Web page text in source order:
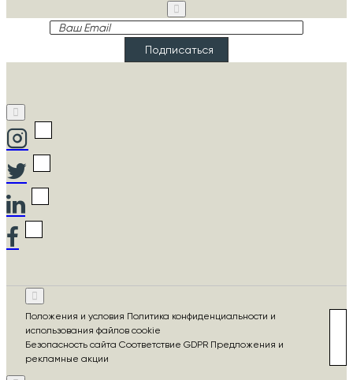
Ваш
Подписаться
Положения и условия Политика конфиденциальности и
использования файлов cookie
Безопасность сайта Соответствие GDPR Предложения и
рекламные акции